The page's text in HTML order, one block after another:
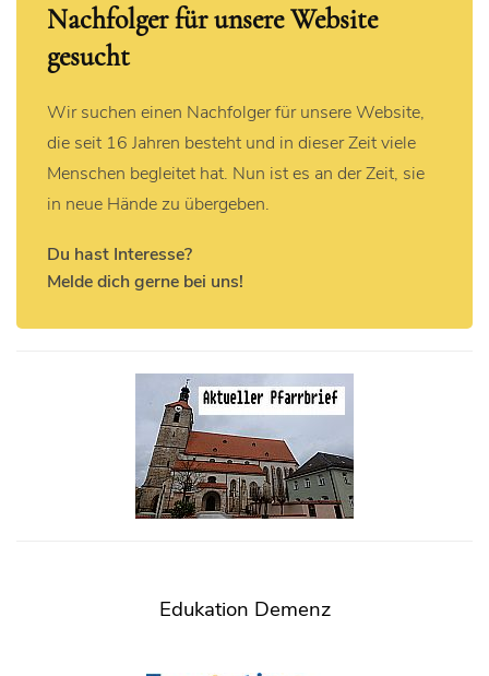
Nachfolger für unsere Website
gesucht
Wir suchen einen Nachfolger für unsere Website,
die seit 16 Jahren besteht und in dieser Zeit viele
Menschen begleitet hat. Nun ist es an der Zeit, sie
in neue Hände zu übergeben.
Du hast Interesse?
Melde dich gerne bei uns!
Edukation Demenz